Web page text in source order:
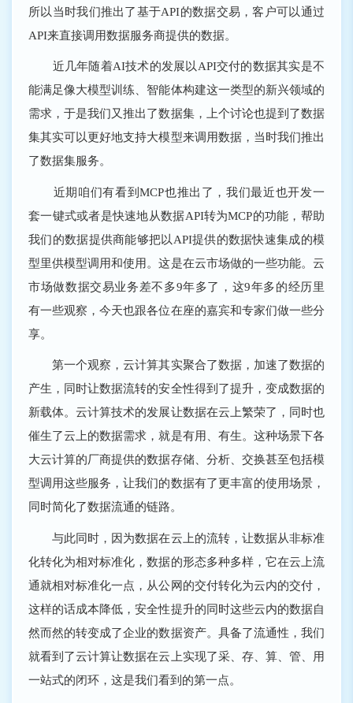
所以当时我们推出了基于API的数据交易，客户可以通过
API来直接调用数据服务商提供的数据。
近几年随着AI技术的发展以API交付的数据其实是不
能满足像大模型训练、智能体构建这一类型的新兴领域的
需求，于是我们又推出了数据集，上个讨论也提到了数据
集其实可以更好地支持大模型来调用数据，当时我们推出
了数据集服务。
近期咱们有看到MCP也推出了，我们最近也开发一
套一键式或者是快速地从数据API转为MCP的功能，帮助
我们的数据提供商能够把以API提供的数据快速集成的模
型里供模型调用和使用。这是在云市场做的一些功能。云
市场做数据交易业务差不多9年多了，这9年多的经历里
有一些观察，今天也跟各位在座的嘉宾和专家们做一些分
享。
第一个观察，云计算其实聚合了数据，加速了数据的
产生，同时让数据流转的安全性得到了提升，变成数据的
新载体。云计算技术的发展让数据在云上繁荣了，同时也
催生了云上的数据需求，就是有用、有生。这种场景下各
大云计算的厂商提供的数据存储、分析、交换甚至包括模
型调用这些服务，让我们的数据有了更丰富的使用场景，
同时简化了数据流通的链路。
与此同时，因为数据在云上的流转，让数据从非标准
化转化为相对标准化，数据的形态多种多样，它在云上流
通就相对标准化一点，从公网的交付转化为云内的交付，
这样的话成本降低，安全性提升的同时这些云内的数据自
然而然的转变成了企业的数据资产。具备了流通性，我们
就看到了云计算让数据在云上实现了采、存、算、管、用
一站式的闭环，这是我们看到的第一点。